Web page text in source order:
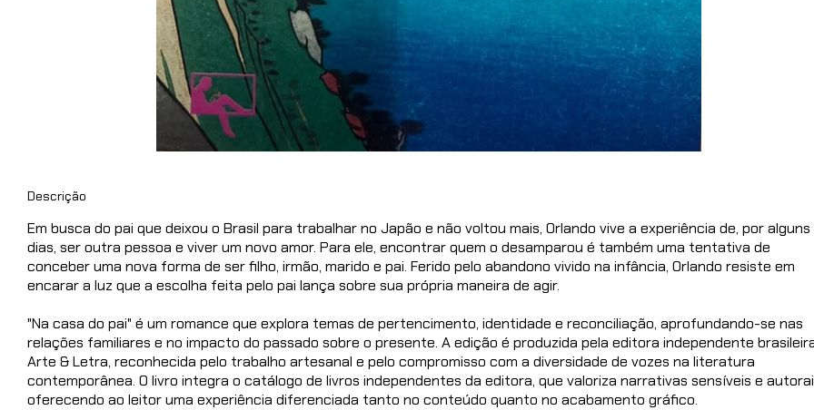
Descrição
Em busca do pai que deixou o Brasil para trabalhar no Japão e não voltou mais, Orlando vive a experiência de, por alguns
dias, ser outra pessoa e viver um novo amor. Para ele, encontrar quem o desamparou é também uma tentativa de
conceber uma nova forma de ser filho, irmão, marido e pai. Ferido pelo abandono vivido na infância, Orlando resiste em
encarar a luz que a escolha feita pelo pai lança sobre sua própria maneira de agir.
"Na casa do pai" é um romance que explora temas de pertencimento, identidade e reconciliação, aprofundando-se nas
relações familiares e no impacto do passado sobre o presente. A edição é produzida pela editora independente
Arte & Letra, reconhecida pelo trabalho artesanal e pelo compromisso com a diversidade de vozes na literatura
contemporânea. O livro integra o catálogo de livros independentes da editora, que valoriza narrativas sensíveis e
oferecendo ao leitor uma experiência diferenciada tanto no conteúdo quanto no acabamento gráfico.